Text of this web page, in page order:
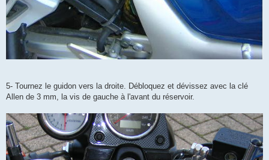
5- Tournez le guidon vers la droite. Débloquez et dévissez avec la clé
Allen de 3 mm, la vis de gauche à l'avant du réservoir.